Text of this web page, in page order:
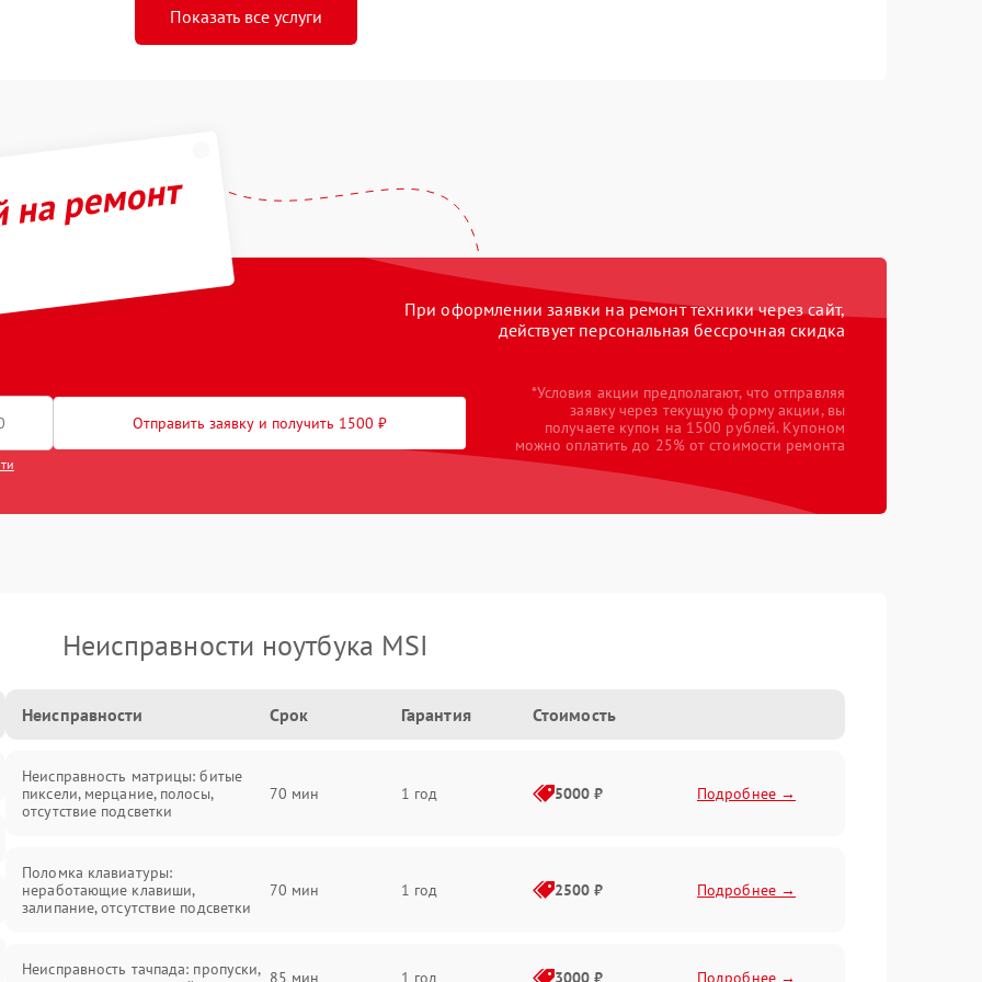
Показать все услуги
ремонт
При оформлении заявки на ремонт техники через сайт,
действует персональная бессрочная скидка
Отправить заявку и получить 1500 ₽
*Условия акции предполагают, что отправляя
заявку через текущую форму акции, вы
получаете купон на 1500 рублей. Купоном
можно оплатить до 25% от стоимости ремонта
Неисправности ноутбука MSI
Неисправности Срок Гарантия Стоимость
Неисправность матрицы: битые
пиксели, мерцание, полосы,
отсутствие подсветки
70 мин 1 год 5000 ₽ Подробнее →
Поломка клавиатуры:
неработающие клавиши,
залипание, отсутствие подсветки
70 мин 1 год 2500 ₽ Подробнее →
Неисправность тачпада: пропуски, 85 мин 1 год 3000 ₽ Подробнее →